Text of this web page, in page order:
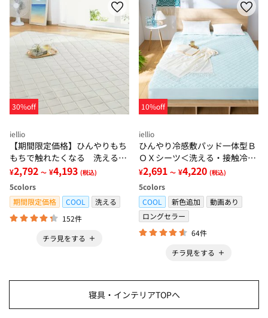
30%off
iellio
【期間限定価格】ひんやりもち
もちで触れたくなる 洗えるラ
グ＜低反発・滑りにくい・接触
冷感・防ダニ・カーペット＞
¥2,792 ～ ¥4,193 (税込)
5colors
期間限定価格
COOL
洗える
152件
チラ見をする
10%off
iellio
ひんやり冷感敷パッド一体型Ｂ
ＯＸシーツ＜洗える・接触冷
感・抗菌防臭・時短・家事楽・
ボックスシーツ・寝苦しさ対策
＞
¥2,691 ～ ¥4,220 (税込)
5colors
COOL
新色追加
動画あり
ロングセラー
64件
チラ見をする
寝具・インテリアTOPへ